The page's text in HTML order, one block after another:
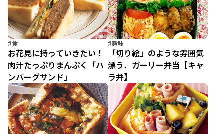
#食
お花見に持っていきたい！
肉汁たっぷりまんぷく「ハ
ンバーグサンド」
#趣味
「切り絵」のような雰囲気
漂う、ガーリー弁当【キャ
ラ弁】